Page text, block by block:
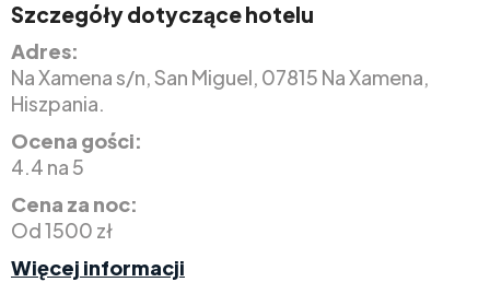
Szczegóły dotyczące hotelu
Adres:
Na Xamena s/n, San Miguel, 07815 Na Xamena,
Hiszpania.
Ocena gości:
4.4 na 5
Cena za noc:
Od 1500 zł
Więcej informacji